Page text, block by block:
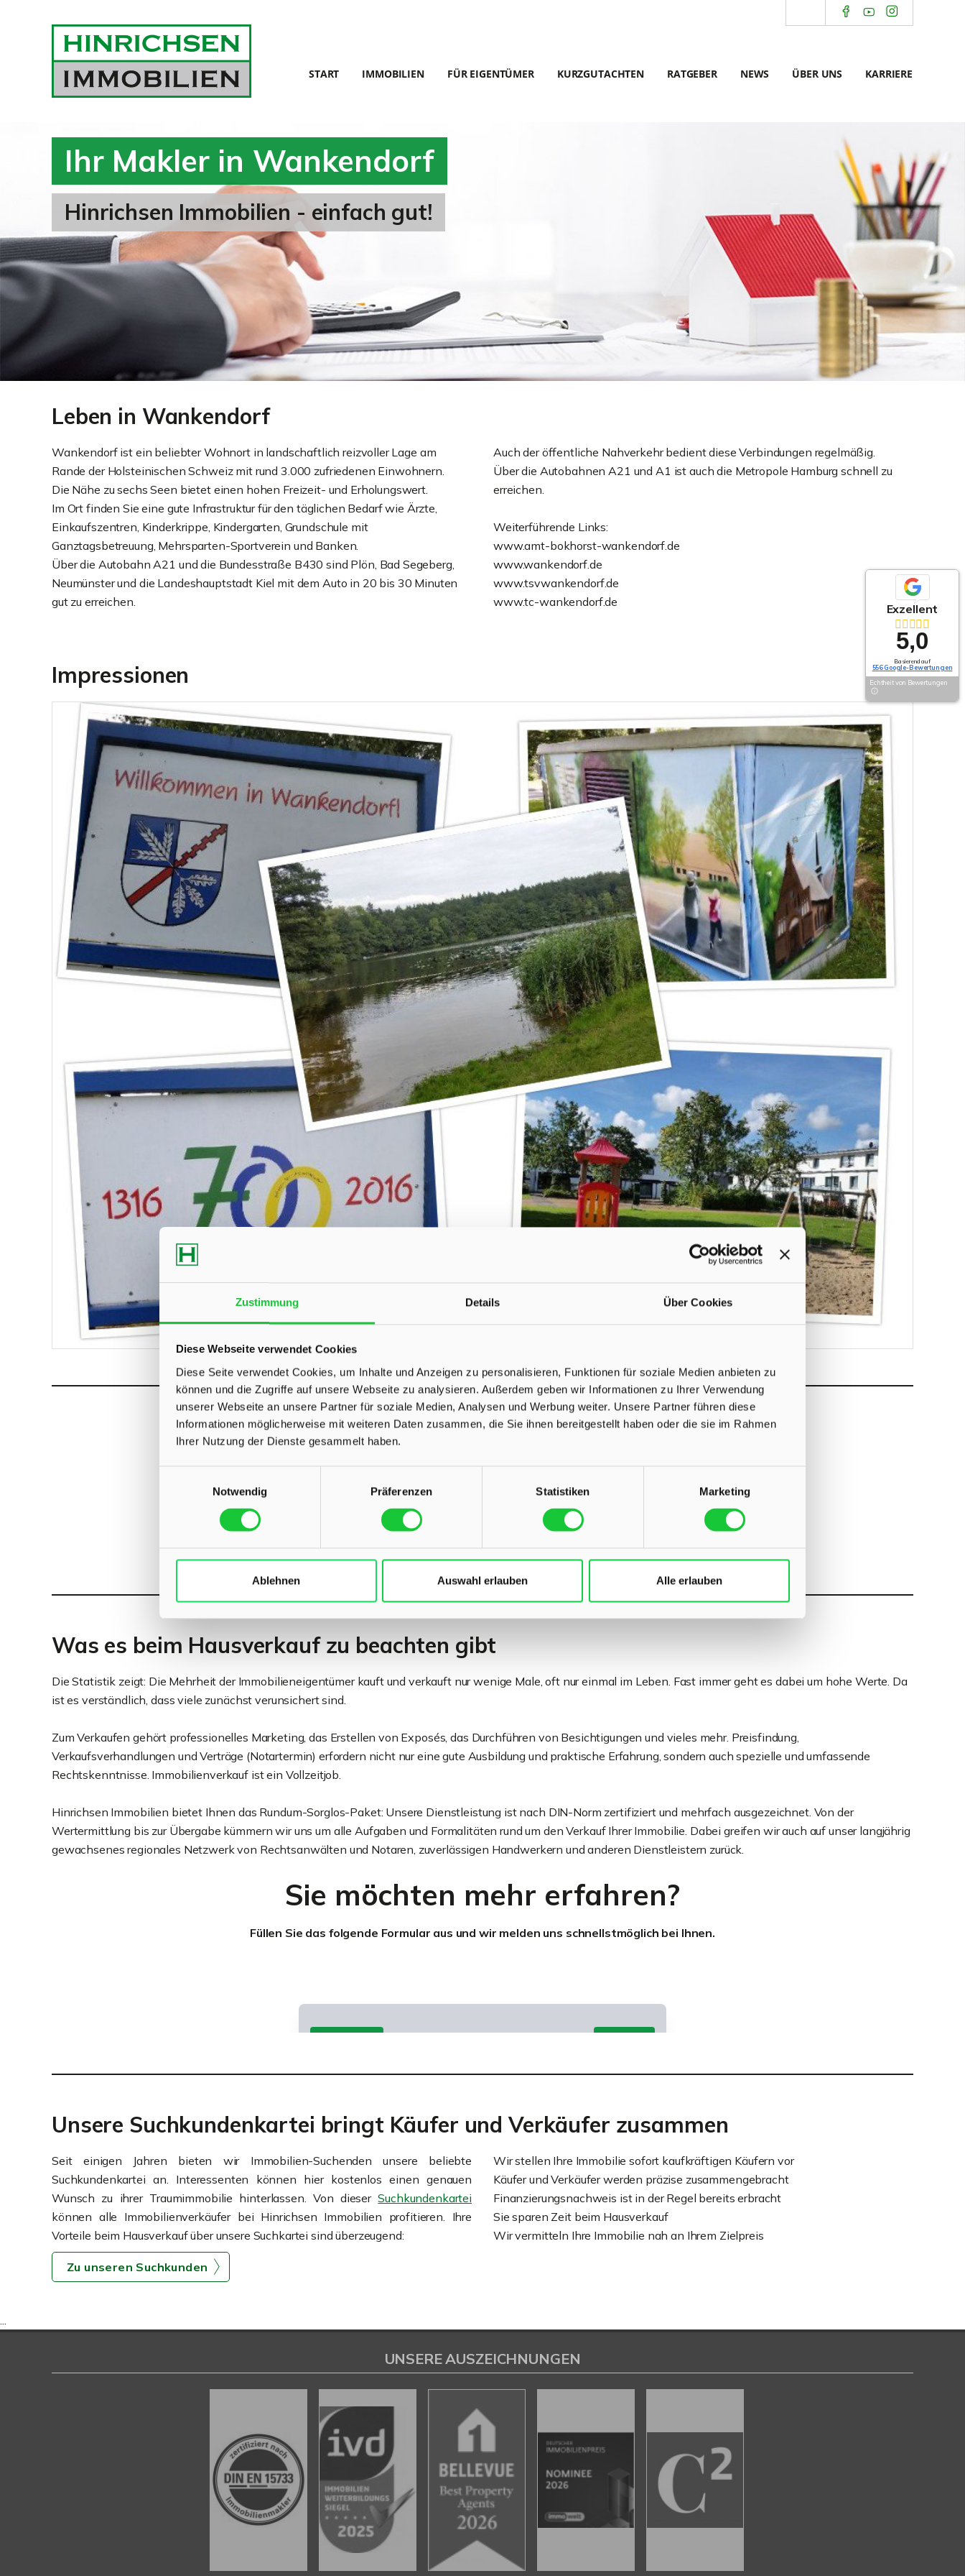
Zustimmung Details Über Cookies
Diese Webseite verwendet Cookies
Diese Seite verwendet Cookies, um Inhalte und Anzeigen zu personalisieren, Funktionen für soziale Medien anbieten zu
können und die Zugriffe auf unsere Webseite zu analysieren. Außerdem geben wir Informationen zu Ihrer Verwendung
unserer Webseite an unsere Partner für soziale Medien, Analysen und Werbung weiter. Unsere Partner führen diese
Informationen möglicherweise mit weiteren Daten zusammen, die Sie ihnen bereitgestellt haben oder die sie im Rahmen
Ihrer Nutzung der Dienste gesammelt haben.
Notwendig
Präferenzen Statistiken Marketing
Ablehnen Auswahl erlauben Alle erlauben
START IMMOBILIEN FÜR EIGENTÜMER KURZGUTACHTEN RATGEBER NEWS ÜBER UNS KARRIERE
Ihr Makler in Wankendorf
Hinrichsen Immobilien - einfach gut!
Leben in Wankendorf
Wankendorf ist ein beliebter Wohnort in landschaftlich reizvoller Lage am
Rande der Holsteinischen Schweiz mit rund 3.000 zufriedenen Einwohnern.
Die Nähe zu sechs Seen bietet einen hohen Freizeit- und Erholungswert.
Im Ort finden Sie eine gute Infrastruktur für den täglichen Bedarf wie Ärzte,
Einkaufszentren, Kinderkrippe, Kindergarten, Grundschule mit
Ganztagsbetreuung, Mehrsparten-Sportverein und Banken.
Über die Autobahn A21 und die Bundesstraße B430 sind Plön, Bad Segeberg,
Neumünster und die Landeshauptstadt Kiel mit dem Auto in 20 bis 30 Minuten
gut zu erreichen.
Auch der öffentliche Nahverkehr bedient diese Verbindungen regelmäßig.
Über die Autobahnen A21 und A1 ist auch die Metropole Hamburg schnell zu
erreichen.
Weiterführende Links:
www.amt-bokhorst-wankendorf.de
www.wankendorf.de
www.tsvwankendorf.de
www.tc-wankendorf.de
Impressionen
Was kosten Häuser in Wankendorf?
Hier können Sie Ihre Immobilie in 3 Minuten analysieren
Was es beim Hausverkauf zu beachten gibt
Die Statistik zeigt: Die Mehrheit der Immobilieneigentümer kauft und verkauft nur wenige Male, oft nur einmal im Leben. Fast immer geht es dabei um hohe Werte. Da
ist es verständlich, dass viele zunächst verunsichert sind.
Zum Verkaufen gehört professionelles Marketing, das Erstellen von Exposés, das Durchführen von Besichtigungen und vieles mehr. Preisfindung,
Verkaufsverhandlungen und Verträge (Notartermin) erfordern nicht nur eine gute Ausbildung und praktische Erfahrung, sondern auch spezielle und umfassende
Rechtskenntnisse. Immobilienverkauf ist ein Vollzeitjob.
Hinrichsen Immobilien bietet Ihnen das Rundum-Sorglos-Paket: Unsere Dienstleistung ist nach DIN-Norm zertifiziert und mehrfach ausgezeichnet. Von der
Wertermittlung bis zur Übergabe kümmern wir uns um alle Aufgaben und Formalitäten rund um den Verkauf Ihrer Immobilie. Dabei greifen wir auch auf unser langjährig
gewachsenes regionales Netzwerk von Rechtsanwälten und Notaren, zuverlässigen Handwerkern und anderen Dienstleistern zurück.
Sie möchten mehr erfahren?
Füllen Sie das folgende Formular aus und wir melden uns schnellstmöglich bei Ihnen.
Unsere Suchkundenkartei bringt Käufer und Verkäufer zusammen
Seit einigen Jahren bieten wir Immobilien-Suchenden unsere beliebte
Suchkundenkartei an. Interessenten können hier kostenlos einen genauen
Wunsch zu ihrer Traumimmobilie hinterlassen. Von dieserSuchkundenkartei
können alle Immobilienverkäufer bei Hinrichsen Immobilien profitieren. Ihre
Vorteile beim Hausverkauf über unsere Suchkartei sind überzeugend:
Zu unseren Suchkunden
Wir stellen Ihre Immobilie sofort kaufkräftigen Käufern vor
Käufer und Verkäufer werden präzise zusammengebracht
Finanzierungsnachweis ist in der Regel bereits erbracht
Sie sparen Zeit beim Hausverkauf
Wir vermitteln Ihre Immobilie nah an Ihrem Zielpreis
Exzellent
5,0
Basierend auf
556 Google-Bewertungen
Echtheit von Bewertungen
UNSERE AUSZEICHNUNGEN